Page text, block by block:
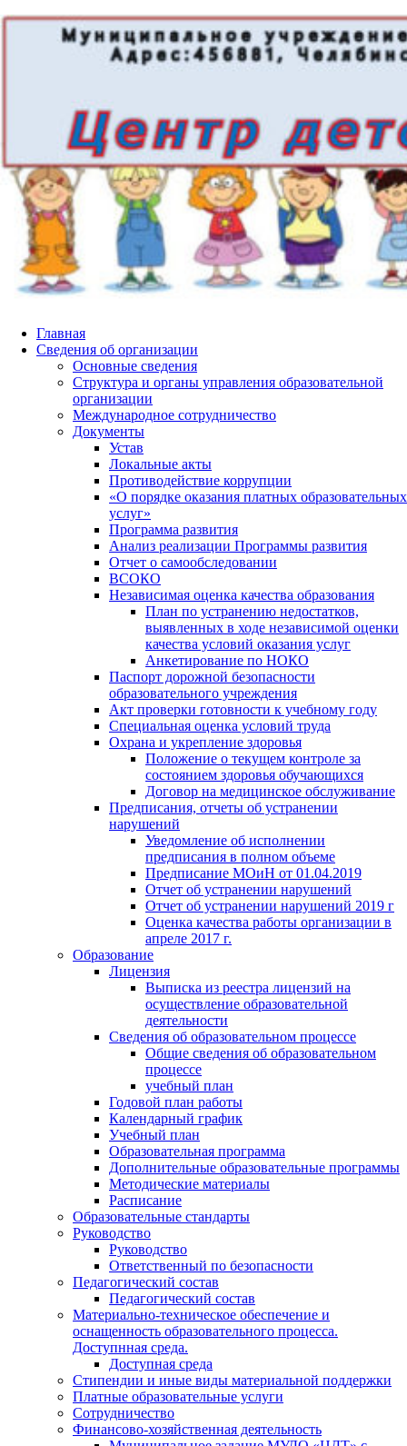
Главная
Сведения об организации
Основные сведения
Структура и органы управления образовательной
организации
Международное сотрудничество
Документы
Устав
Локальные акты
Противодействие коррупции
«О порядке оказания платных образовательных
услуг»
Программа развития
Анализ реализации Программы развития
Отчет о самообследовании
ВСОКО
Независимая оценка качества образования
План по устранению недостатков,
выявленных в ходе независимой оценки
качества условий оказания услуг
Анкетирование по НОКО
Паспорт дорожной безопасности
образовательного учреждения
Акт проверки готовности к учебному году
Специальная оценка условий труда
Охрана и укрепление здоровья
Положение о текущем контроле за
состоянием здоровья обучающихся
Договор на медицинское обслуживание
Предписания, отчеты об устранении
нарушений
Уведомление об исполнении
предписания в полном объеме
Предписание МОиН от 01.04.2019
Отчет об устранении нарушений
Отчет об устранении нарушений 2019 г
Оценка качества работы организации в
апреле 2017 г.
Образование
Лицензия
Выписка из реестра лицензий на
осуществление образовательной
деятельности
Сведения об образовательном процессе
Общие сведения об образовательном
процессе
учебный план
Годовой план работы
Календарный график
Учебный план
Образовательная программа
Дополнительные образовательные программы
Методические материалы
Расписание
Образовательные стандарты
Руководство
Руководство
Ответственный по безопасности
Педагогический состав
Педагогический состав
Материально-техническое обеспечение и
оснащенность образовательного процесса.
Доступнная среда.
Доступная среда
Стипендии и иные виды материальной поддержки
Платные образовательные услуги
Сотрудничество
Финансово-хозяйственная деятельность